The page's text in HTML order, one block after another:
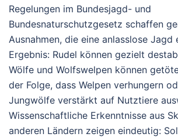
Regelungen im Bundesjagd- und
Bundesnaturschutzgesetz schaffen
Ausnahmen, die eine anlasslose Jagd
Ergebnis: Rudel können gezielt
Wölfe und Wolfswelpen können
der Folge, dass Welpen verhungern
Jungwölfe verstärkt auf Nutztiere
Wissenschaftliche Erkenntnisse aus
anderen Ländern zeigen eindeutig: